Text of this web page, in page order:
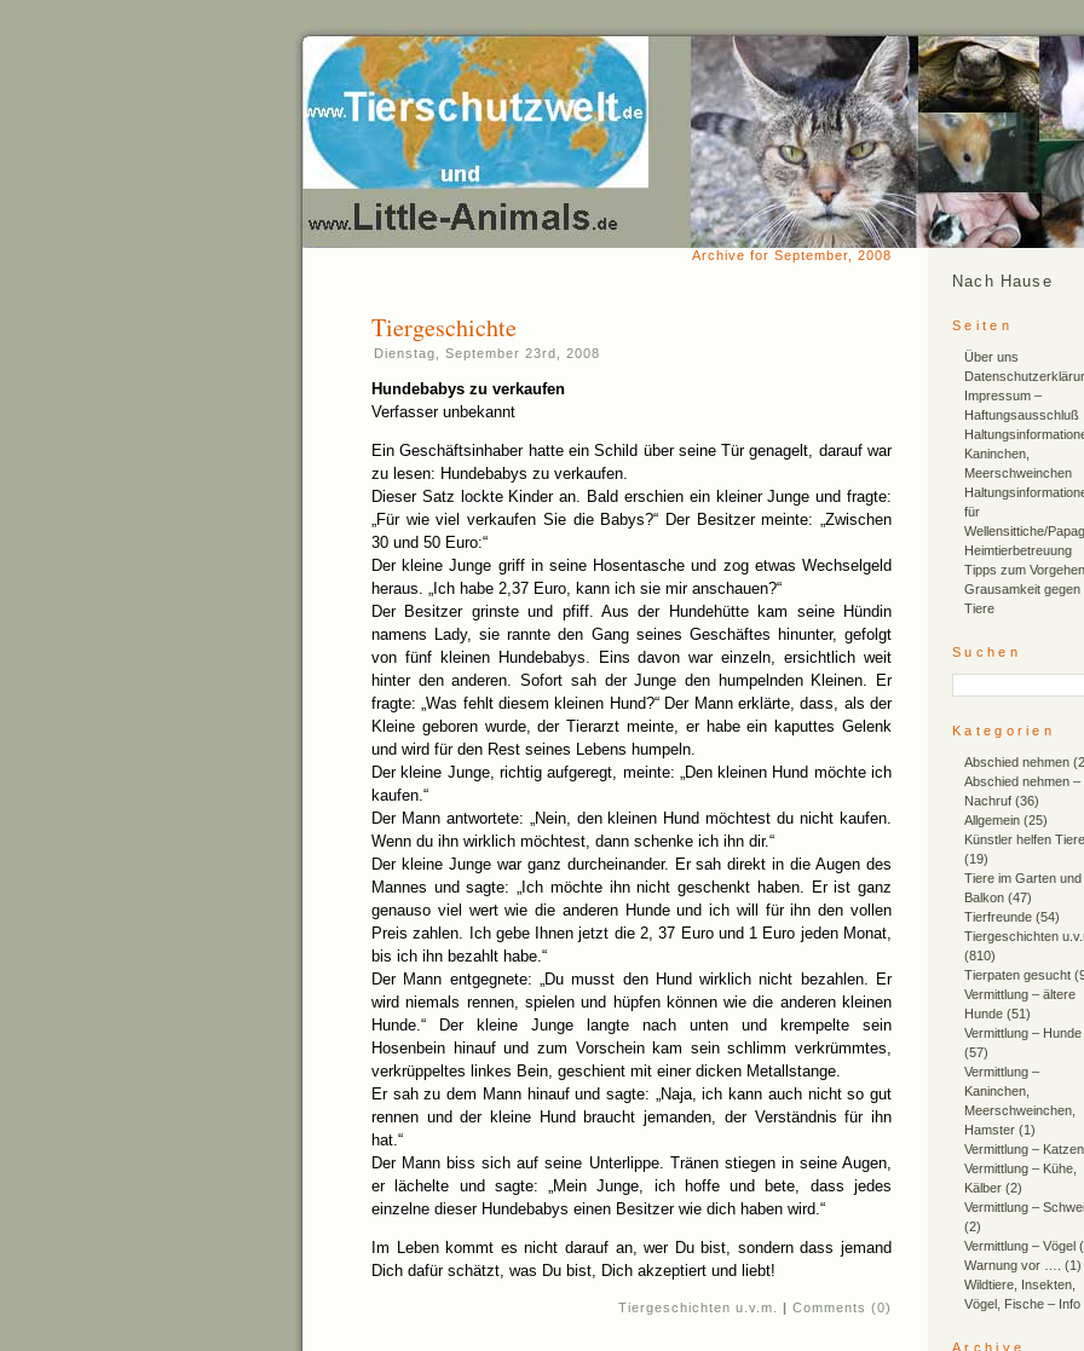
Archive for September, 2008
Tiergeschichte
Dienstag, September 23rd, 2008
Hundebabys zu verkaufen
Verfasser unbekannt
Ein Geschäftsinhaber hatte ein Schild über seine Tür genagelt, darauf war
zu lesen: Hundebabys zu verkaufen.
Dieser Satz lockte Kinder an. Bald erschien ein kleiner Junge und fragte:
„Für wie viel verkaufen Sie die Babys?“ Der Besitzer meinte: „Zwischen
30 und 50 Euro:“
Der kleine Junge griff in seine Hosentasche und zog etwas Wechselgeld
heraus. „Ich habe 2,37 Euro, kann ich sie mir anschauen?“
Der Besitzer grinste und pfiff. Aus der Hundehütte kam seine Hündin
namens Lady, sie rannte den Gang seines Geschäftes hinunter, gefolgt
von fünf kleinen Hundebabys. Eins davon war einzeln, ersichtlich weit
hinter den anderen. Sofort sah der Junge den humpelnden Kleinen. Er
fragte: „Was fehlt diesem kleinen Hund?“ Der Mann erklärte, dass, als der
Kleine geboren wurde, der Tierarzt meinte, er habe ein kaputtes Gelenk
und wird für den Rest seines Lebens humpeln.
Der kleine Junge, richtig aufgeregt, meinte: „Den kleinen Hund möchte ich
kaufen.“
Der Mann antwortete: „Nein, den kleinen Hund möchtest du nicht kaufen.
Wenn du ihn wirklich möchtest, dann schenke ich ihn dir.“
Der kleine Junge war ganz durcheinander. Er sah direkt in die Augen des
Mannes und sagte: „Ich möchte ihn nicht geschenkt haben. Er ist ganz
genauso viel wert wie die anderen Hunde und ich will für ihn den vollen
Preis zahlen. Ich gebe Ihnen jetzt die 2, 37 Euro und 1 Euro jeden Monat,
bis ich ihn bezahlt habe.“
Der Mann entgegnete: „Du musst den Hund wirklich nicht bezahlen. Er
wird niemals rennen, spielen und hüpfen können wie die anderen kleinen
Hunde.“ Der kleine Junge langte nach unten und krempelte sein
Hosenbein hinauf und zum Vorschein kam sein schlimm verkrümmtes,
verkrüppeltes linkes Bein, geschient mit einer dicken Metallstange.
Er sah zu dem Mann hinauf und sagte: „Naja, ich kann auch nicht so gut
rennen und der kleine Hund braucht jemanden, der Verständnis für ihn
hat.“
Der Mann biss sich auf seine Unterlippe. Tränen stiegen in seine Augen,
er lächelte und sagte: „Mein Junge, ich hoffe und bete, dass jedes
einzelne dieser Hundebabys einen Besitzer wie dich haben wird.“
Im Leben kommt es nicht darauf an, wer Du bist, sondern dass jemand
Dich dafür schätzt, was Du bist, Dich akzeptiert und liebt!
Tiergeschichten u.v.m. | Comments (0)
Nach Hause
Seiten
Über uns
Impressum –
Haftungsausschluß
Kaninchen,
Meerschweinchen
für
Wellensittiche/
Heimtierbetreuung
Tipps zum
Grausamkeit gegen
Tiere
Suchen
Kategorien
Abschied nehmen
Abschied nehmen –
Nachruf (36)
Allgemein (25)
Künstler helfen
(19)
Tiere im Garten und
Balkon (47)
Tierfreunde (54)
Tiergeschichten
(810)
Tierpaten gesucht
Vermittlung – ältere
Hunde (51)
Vermittlung – Hunde
(57)
Vermittlung –
Kaninchen,
Meerschweinchen,
Hamster (1)
Vermittlung – Katzen
Vermittlung – Kühe,
Kälber (2)
Vermittlung –
(2)
Vermittlung – Vögel
Warnung vor ….
(1)
Wildtiere, Insekten,
Vögel, Fische – Info
Archive